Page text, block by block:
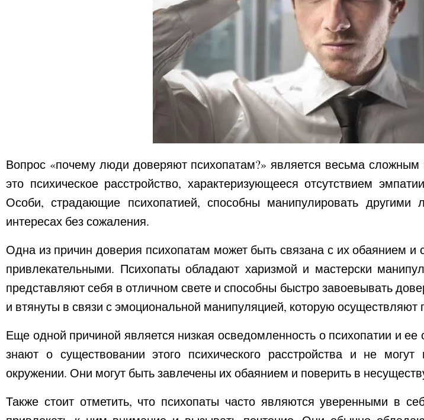
Вопрос «почему люди доверяют психопатам?» является весьма сложным
это психическое расстройство, характеризующееся отсутствием
Особи, страдающие психопатией, способны манипулировать
интересах без сожаления.
Одна из причин доверия психопатам может быть связана с их обаянием и
привлекательными. Психопаты обладают харизмой и мастерски
представляют себя в отличном свете и способны быстро завоевывать
и втянуты в связи с эмоциональной манипуляцией, которую осуществляют
Еще одной причиной является низкая осведомленность о психопатии и
знают о существовании этого психического расстройства и не
окружении. Они могут быть завлечены их обаянием и поверить в
Также стоит отметить, что психопаты часто являются уверенными в